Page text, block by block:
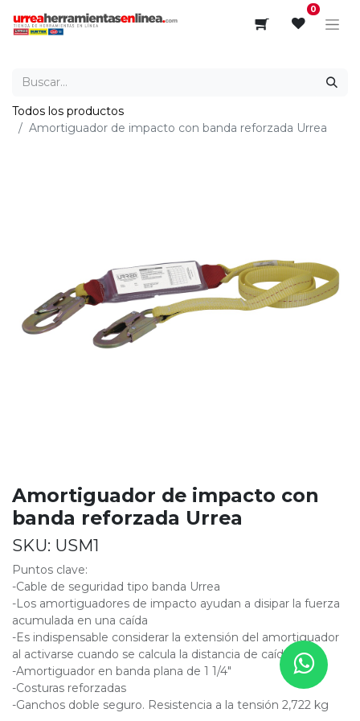
0
Todos los productos
Amortiguador de impacto con banda reforzada Urrea
Amortiguador de impacto con
banda reforzada Urrea
SKU: USM1
Puntos clave:
-Cable de seguridad tipo banda Urrea
-Los amortiguadores de impacto ayudan a disipar la fuerza
acumulada en una caída
-Es indispensable considerar la extensión del amortiguador
al activarse cuando se calcula la distancia de caída
-Amortiguador en banda plana de 1 1/4"
-Costuras reforzadas
-Ganchos doble seguro. Resistencia a la tensión 2,722 kg